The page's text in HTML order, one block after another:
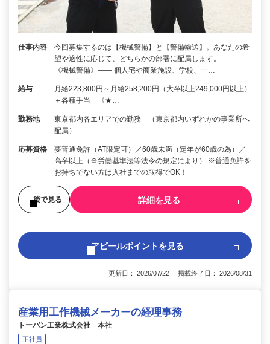
仕事内容
今回募集するのは【機械警備】と【警備輸送】。あなたの希
望や適性に応じて、どちらかの部署に配属します。 ――
《機械警備》―― 個人宅や商業施設、学校、一…
給与
月給223,800円～月給258,200円（大卒以上249,000円以上）
＋各種手当 《★…
勤務地
東京都内各エリアでの勤務 （東京都内いずれかの事業所へ
配属）
応募資格
要普通免許（AT限定可）／60歳未満（定年が60歳の為）／
高卒以上（※労働基準法等法令の規定により） ※普通免許を
お持ちでない方は入社までの取得でOK！
後で見る 詳細を見る
アピールポイントを見る
更新日： 2026/07/22 掲載終了日： 2026/08/31
産業用工作機械メーカーの経理事務
トーバン工業株式会社 本社
正社員